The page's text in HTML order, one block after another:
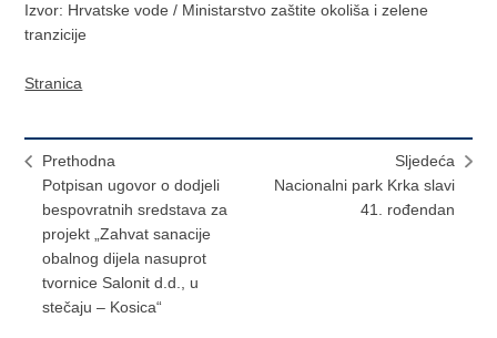
Izvor: Hrvatske vode / Ministarstvo zaštite okoliša i zelene
tranzicije
Stranica
Prethodna
Potpisan ugovor o dodjeli
bespovratnih sredstava za
projekt „Zahvat sanacije
obalnog dijela nasuprot
tvornice Salonit d.d., u
stečaju – Kosica“
Sljedeća
Nacionalni park Krka slavi
41. rođendan